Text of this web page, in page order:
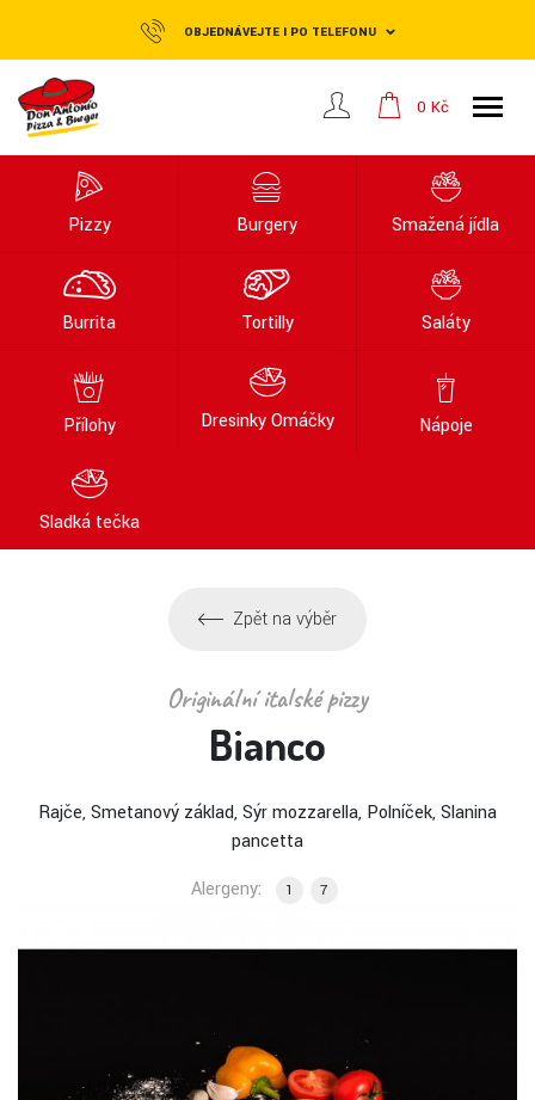
OBJEDNÁVEJTE I PO TELEFONU
0 Kč
Pizzy Burgery Smažená jídla
Burrita Tortilly Saláty
Přílohy Dresinky Omáčky Nápoje
Sladká tečka
Zpět na výběr
Originální italské pizzy
Bianco
Rajče, Smetanový základ, Sýr mozzarella, Polníček, Slanina
pancetta
Alergeny:
1 7